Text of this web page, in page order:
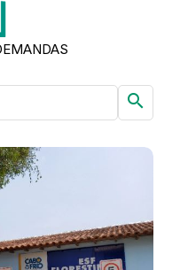
search